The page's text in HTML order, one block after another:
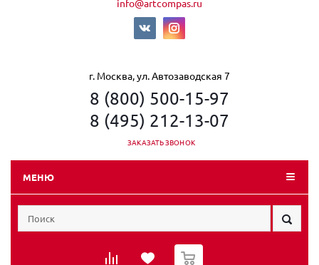
info@artcompas.ru
г. Москва, ул. Автозаводская 7
8 (800) 500-15-97
8 (495) 212-13-07
ЗАКАЗАТЬ ЗВОНОК
МЕНЮ
0